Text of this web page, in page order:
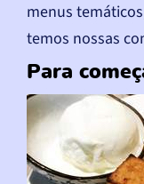
menus
temos nossas
Para